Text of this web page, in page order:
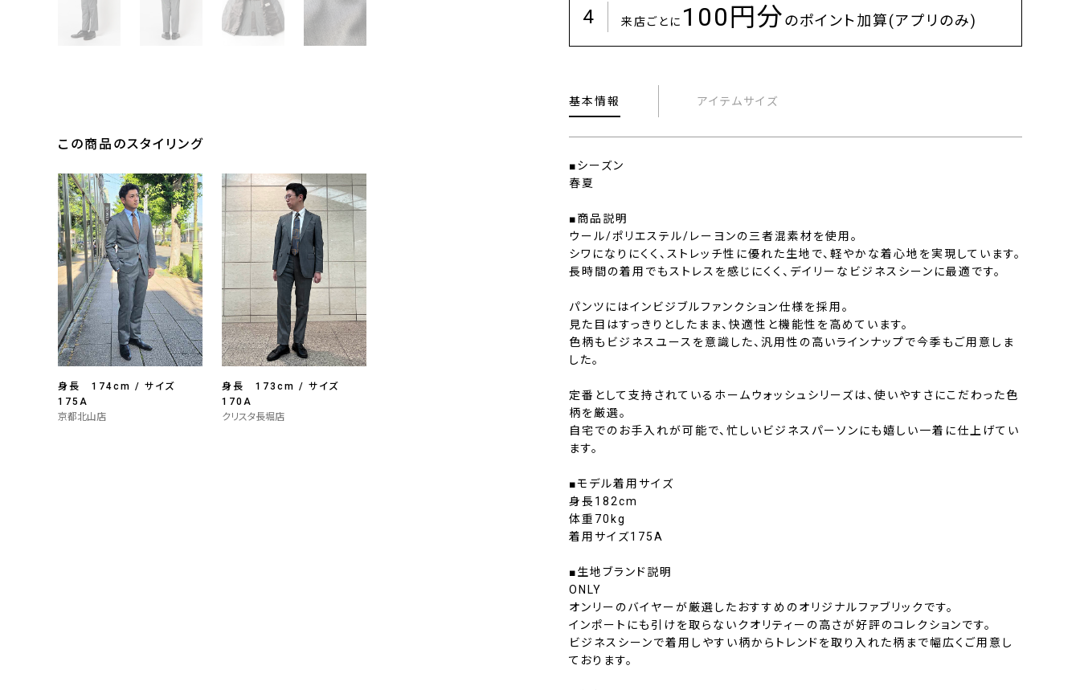
4 来店ごとに 100円分のポイント加算(アプリのみ)
基本情報 アイテムサイズ
■シーズン
春夏
■商品説明
ウール/ポリエステル/レーヨンの三者混素材を使用。
シワになりにくく、ストレッチ性に優れた生地で、軽やかな着心地を実現しています。
長時間の着用でもストレスを感じにくく、デイリーなビジネスシーンに最適です。
パンツにはインビジブルファンクション仕様を採用。
見た目はすっきりとしたまま、快適性と機能性を高めています。
色柄もビジネスユースを意識した、汎用性の高いラインナップで今季もご用意しま
した。
定番として支持されているホームウォッシュシリーズは、使いやすさにこだわった色
柄を厳選。
自宅でのお手入れが可能で、忙しいビジネスパーソンにも嬉しい一着に仕上げてい
ます。
■モデル着用サイズ
身長182cm
体重70kg
着用サイズ175A
■生地ブランド説明
ONLY
オンリーのバイヤーが厳選したおすすめのオリジナルファブリックです。
インポートにも引けを取らないクオリティーの高さが好評のコレクションです。
ビジネスシーンで着用しやすい柄からトレンドを取り入れた柄まで幅広くご用意し
ております。
この商品のスタイリング
身長 174cm / サイズ
175A
京都北山店
身長 173cm / サイズ
170A
クリスタ長堀店